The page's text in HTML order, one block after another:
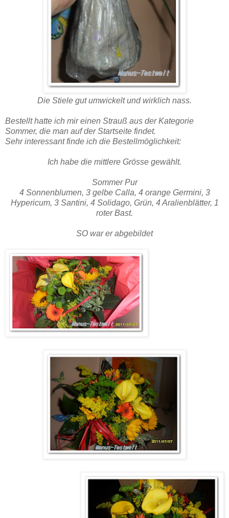
Die Stiele gut umwickelt und wirklich nass.
Bestellt hatte ich mir einen Strauß aus der Kategorie
Sommer, die man auf der Startseite findet.
Sehr interessant finde ich die Bestellmöglichkeit:
Ich habe die mittlere Grösse gewählt.
Sommer Pur
4 Sonnenblumen, 3 gelbe Calla, 4 orange Germini, 3
Hypericum, 3 Santini, 4 Solidago, Grün, 4 Aralienblätter, 1
roter Bast.
SO war er abgebildet